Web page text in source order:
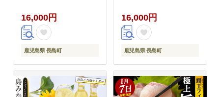
切り落とし【スターゼ
ン】_starzen-1641
16,000円
鹿児島県 長島町
16,000円
鹿児島県 長島町